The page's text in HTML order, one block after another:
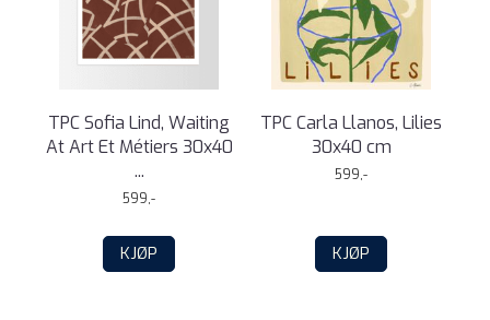
TPC Sofia Lind, Waiting
At Art Et Métiers 30x40
...
599,-
KJØP
TPC Carla Llanos, Lilies
30x40 cm
599,-
KJØP